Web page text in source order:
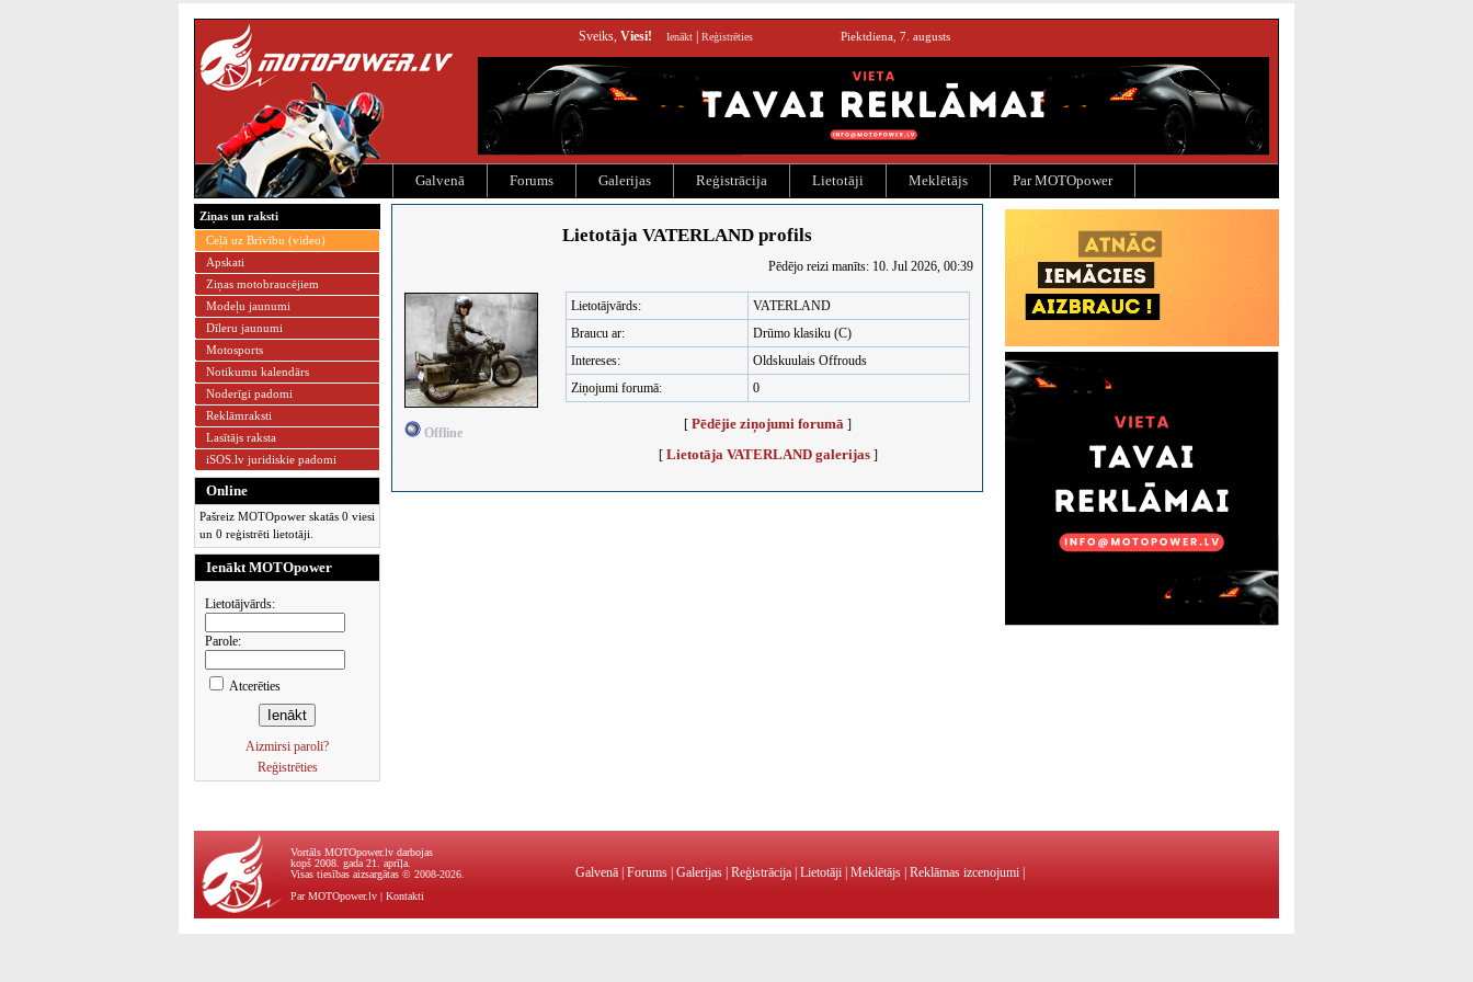
Sveiks, Viesi! Ienākt Reģistrēties Piektdiena, 7. augusts
Galvenā Forums Galerijas Reģistrācija Lietotāji Meklētājs Par MOTOpower
Ziņas un raksti
Ceļā uz Brīvību (video)
Apskati
Ziņas motobraucējiem
Modeļu jaunumi
Dīleru jaunumi
Motosports
Notikumu kalendārs
Noderīgi padomi
Reklāmraksti
Lasītājs raksta
iSOS.lv juridiskie padomi
Online
Pašreiz MOTOpower skatās 0 viesi
un 0 reģistrēti lietotāji.
Ienākt MOTOpower
Lietotājvārds:
Parole:
Atcerēties
Aizmirsi paroli?
Reģistrēties
Lietotāja VATERLAND profils
Pēdējo reizi manīts: 10. Jul 2026, 00:39
Offline
Lietotājvārds:
VATERLAND
Braucu ar:
Drūmo klasiku (C)
Intereses:
Oldskuulais Offrouds
Ziņojumi forumā:
0
[ Pēdējie ziņojumi forumā ]
[ Lietotāja VATERLAND galerijas]
Vortāls MOTOpower.lv darbojas
kopš 2008. gada 21. aprīļa.
Visas tiesības aizsargātas © 2008-2026.
Par MOTOpower.lv | Kontakti
Galvenā Forums Galerijas Reģistrācija Lietotāji Meklētājs Reklāmas izcenojumi